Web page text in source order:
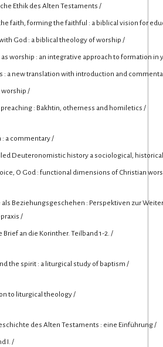
Ethik des Alten Testaments /
faith, forming the faithful : a biblical vision for
God : a biblical theology of worship /
as worship : an integrative approach to formation in
: a new translation with introduction and
worship /
: Bakhtin, otherness and homiletics /
: a commentary /
Deuteronomistic history a sociological,
O God : functional dimensions of Christian
als Beziehungsgeschehen : Perspektiven zur
/
Brief an die Korinther. Teilband 1-2. /
the spirit : a liturgical study of baptism /
to liturgical theology /
des Alten Testaments : eine Einführung /
I. /